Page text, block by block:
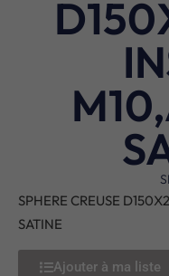
SPHERE CREUSE
SATINE
Ajouter à ma liste